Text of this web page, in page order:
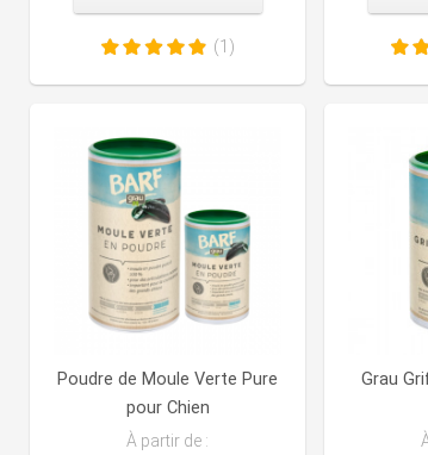
(1)
Poudre de Moule Verte Pure
pour Chien
À partir de :
Grau